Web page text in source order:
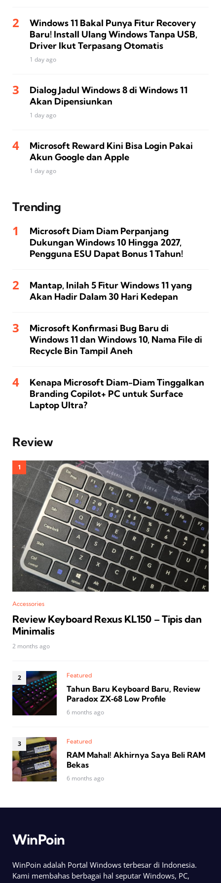
Windows 11 Bakal Punya Fitur Recovery
Baru! Install Ulang Windows Tanpa USB,
Driver Ikut Terpasang Otomatis
1 day ago
Dialog Jadul Windows 8 di Windows 11
Akan Dipensiunkan
1 day ago
Microsoft Reward Kini Bisa Login Pakai
Akun Google dan Apple
1 day ago
Trending
Microsoft Diam Diam Perpanjang
Dukungan Windows 10 Hingga 2027,
Pengguna ESU Dapat Bonus 1 Tahun!
Mantap, Inilah 5 Fitur Windows 11 yang
Akan Hadir Dalam 30 Hari Kedepan
Microsoft Konfirmasi Bug Baru di
Windows 11 dan Windows 10, Nama File di
Recycle Bin Tampil Aneh
Kenapa Microsoft Diam-Diam Tinggalkan
Branding Copilot+ PC untuk Surface
Laptop Ultra?
Review
Accessories
Review Keyboard Rexus KL150 – Tipis dan
Minimalis
2 months ago
Featured
Tahun Baru Keyboard Baru, Review
Paradox ZX‑68 Low Profile
6 months ago
Featured
RAM Mahal! Akhirnya Saya Beli RAM
Bekas
6 months ago
WinPoin
WinPoin adalah Portal Windows terbesar di Indonesia.
Kami membahas berbagai hal seputar Windows, PC,